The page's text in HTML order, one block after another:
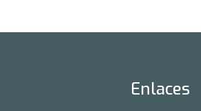
Enlaces